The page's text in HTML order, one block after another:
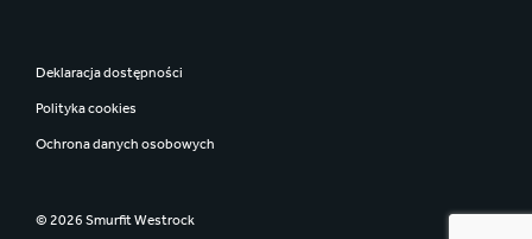
Deklaracja dostępności
Polityka cookies
Ochrona danych osobowych
© 2026 Smurfit Westrock